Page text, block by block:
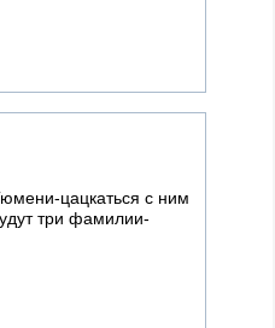
цацкаться с ним
три фамилии-